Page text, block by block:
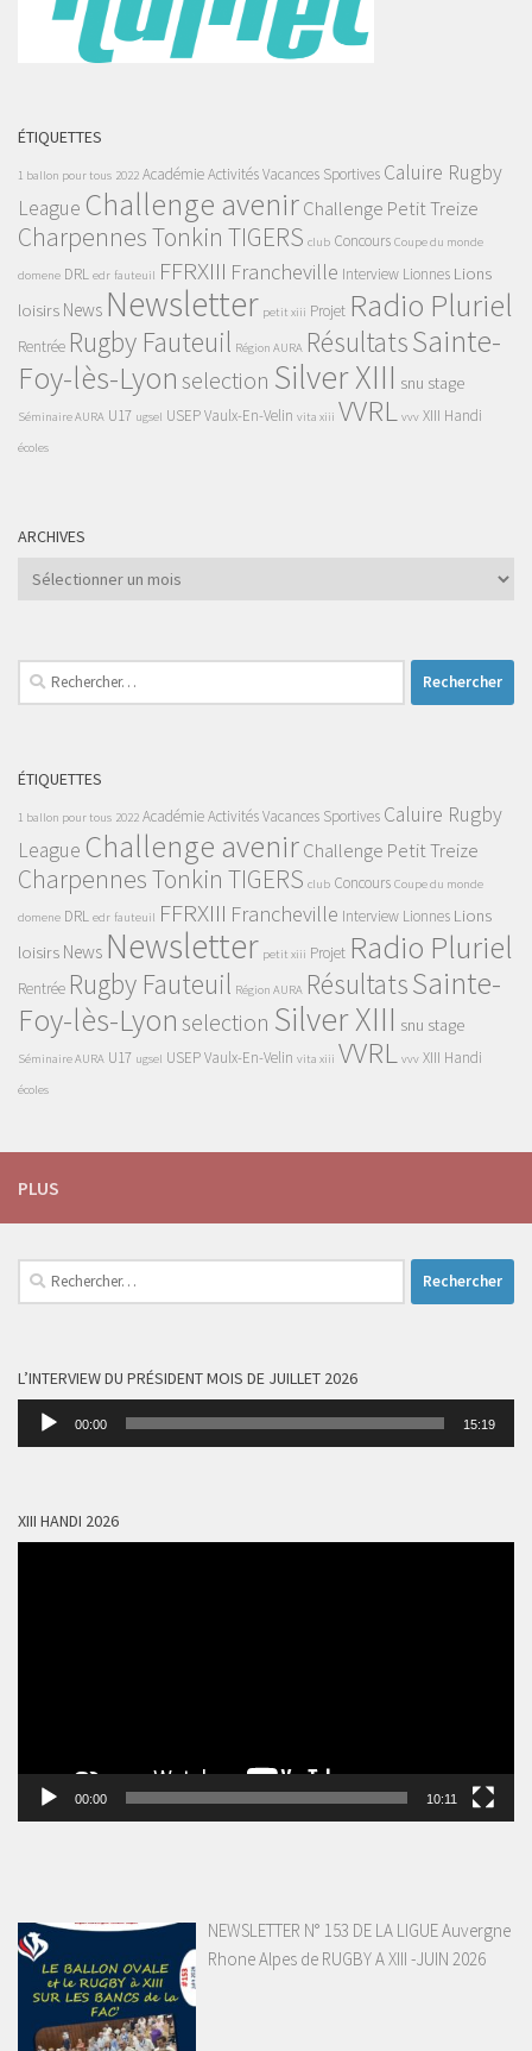
ÉTIQUETTES
1 ballon pour tous 2022 AcadémieActivités Vacances Sportives Caluire Rugby
League Challenge avenirChallenge Petit Treize
Charpennes Tonkin TIGERS club Concours Coupe du monde
domene DRL edr fauteuil FFRXIII Francheville Interview Lionnes Lions
loisirs News Newsletter petit xiii Projet Radio Pluriel
Rentrée Rugby Fauteuil Région AURA RésultatsSainte-
Foy-lès-Lyon selection Silver XIII snu stage
Séminaire AURA U17 ugsel USEPVaulx-En-Velin vita xiii VVRL vvv XIII Handi
écoles
ARCHIVES
Archives
Rechercher :
ÉTIQUETTES
1 ballon pour tous 2022 AcadémieActivités Vacances Sportives Caluire Rugby
League Challenge avenirChallenge Petit Treize
Charpennes Tonkin TIGERS club Concours Coupe du monde
domene DRL edr fauteuil FFRXIII Francheville Interview Lionnes Lions
loisirs News Newsletter petit xiii Projet Radio Pluriel
Rentrée Rugby Fauteuil Région AURA RésultatsSainte-
Foy-lès-Lyon selection Silver XIII snu stage
Séminaire AURA U17 ugsel USEPVaulx-En-Velin vita xiii VVRL vvv XIII Handi
écoles
PLUS
Rechercher :
L’INTERVIEW DU PRÉSIDENT MOIS DE JUILLET 2026
Lecteur
00:00 15:19
XIII HANDI 2026
00:00 10:11
NEWSLETTER N° 153 DE LA LIGUE Auvergne
Rhone Alpes de RUGBY A XIII -JUIN 2026